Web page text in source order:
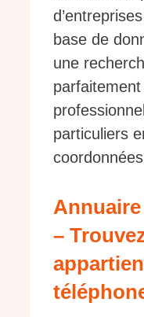
base de
une
particuliers
–